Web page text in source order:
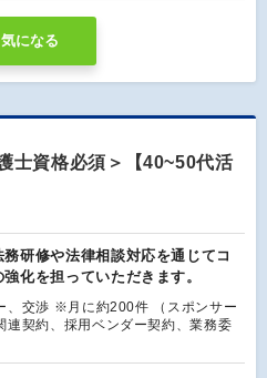
気になる
士資格必須＞【40~50代活
研修や法律相談対応を通じてコ
化を担っていただきます。
、交渉 ※月に約200件 （スポンサー
連契約、採用ベンダー契約、業務委